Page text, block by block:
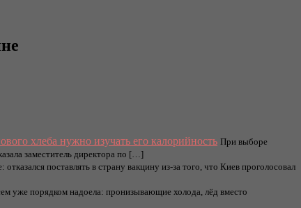
хлеба нужно изучать его калорийность При выборе
заместитель директора по […]
поставлять в страну вакцину из-за того, что Киев проголосовал
уже порядком надоела: пронизывающие холода, лёд вместо